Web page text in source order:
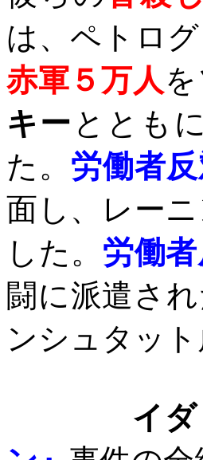
は、ペトロ
赤軍５万人
キー とともに
た。 労働者
面し、レー
した。 労働
闘に派遣され
ンシュタッ
イダ